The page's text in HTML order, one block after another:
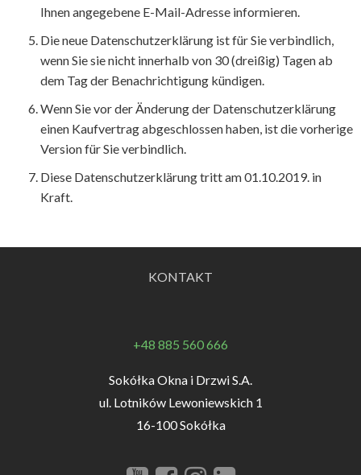
Ihnen angegebene E-Mail-Adresse informieren.
Die neue Datenschutzerklärung ist für Sie verbindlich,
wenn Sie sie nicht innerhalb von 30 (dreißig) Tagen ab
dem Tag der Benachrichtigung kündigen.
Wenn Sie vor der Änderung der Datenschutzerklärung
einen Kaufvertrag abgeschlossen haben, ist die vorherige
Version für Sie verbindlich.
Diese Datenschutzerklärung tritt am 01.10.2019. in
Kraft.
KONTAKT
+48 885 560 666
Sokółka Okna i Drzwi S.A.
ul. Lotników Lewoniewskich 1
16-100 Sokółka